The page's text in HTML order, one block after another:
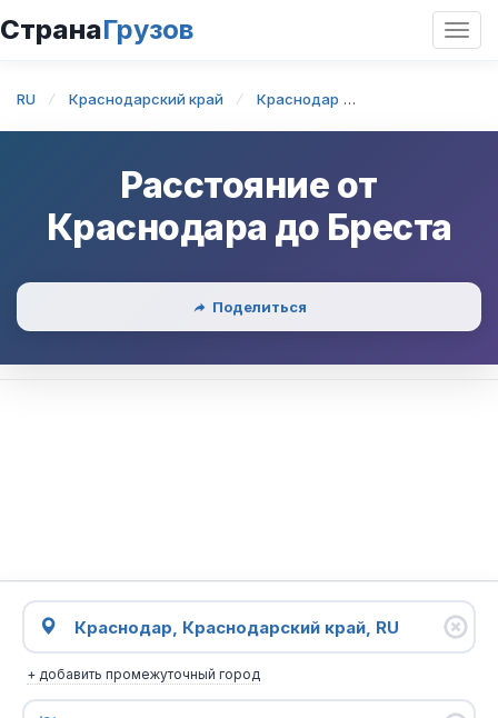
СтранаГрузов
RU Краснодарский край Краснодар
Расстояние от
Краснодара до Бреста
Поделиться
+ добавить промежуточный город